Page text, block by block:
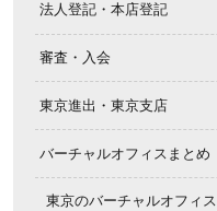
法人登記・本店登記
審査・入会
東京進出・東京支店
バーチャルオフィスまとめ
東京のバーチャルオフィス